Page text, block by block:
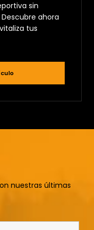
sin
ahora
tus
nuestras últimas